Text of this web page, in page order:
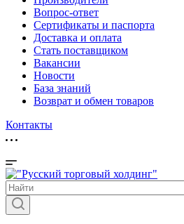
Вопрос-ответ
Сертификаты и паспорта
Доставка и оплата
Стать поставщиком
Вакансии
Новости
База знаний
Возврат и обмен товаров
Контакты